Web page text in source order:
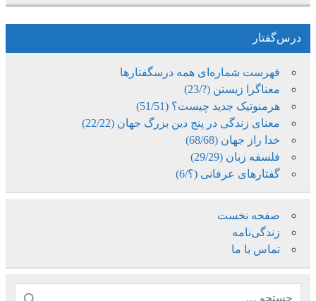
درس‌گفتار
فهرست شماره‌ای همه درسگفتارها
معناگرا زیستن (?/23)
هرمنوتیک جدید چیست؟ (51/51)
معنای زندگی در پنج دین بزرگ جهان (22/22)
خدا راز جهان (68/68)
فلسفه زبان (29/29)
گفتارهای عرفانی (؟/6)
صفحه نخست
زندگی‌نامه
تماس با ما